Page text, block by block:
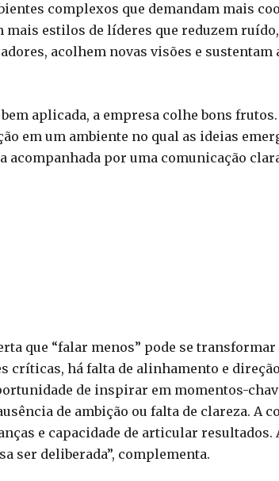
complexos que demandam mais
mais estilos de líderes que reduzem
acolhem novas visões e
aplicada, a empresa colhe bons
em um ambiente no qual as ideias
acompanhada por uma comunicação
que “falar menos” pode se transformar
críticas, há falta de alinhamento e
de inspirar em momentos-
de ambição ou falta de clareza. A
e capacidade de articular resultados.
ser deliberada”, complementa.